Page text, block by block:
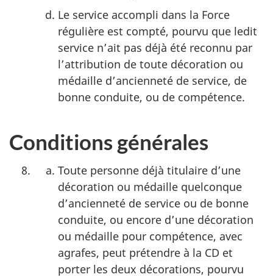
Le service accompli dans la Force
régulière est compté, pourvu que ledit
service n’ait pas déjà été reconnu par
l’attribution de toute décoration ou
médaille d’ancienneté de service, de
bonne conduite, ou de compétence.
Conditions générales
Toute personne déjà titulaire d’une
décoration ou médaille quelconque
d’ancienneté de service ou de bonne
conduite, ou encore d’une décoration
ou médaille pour compétence, avec
agrafes, peut prétendre à la CD et
porter les deux décorations, pourvu